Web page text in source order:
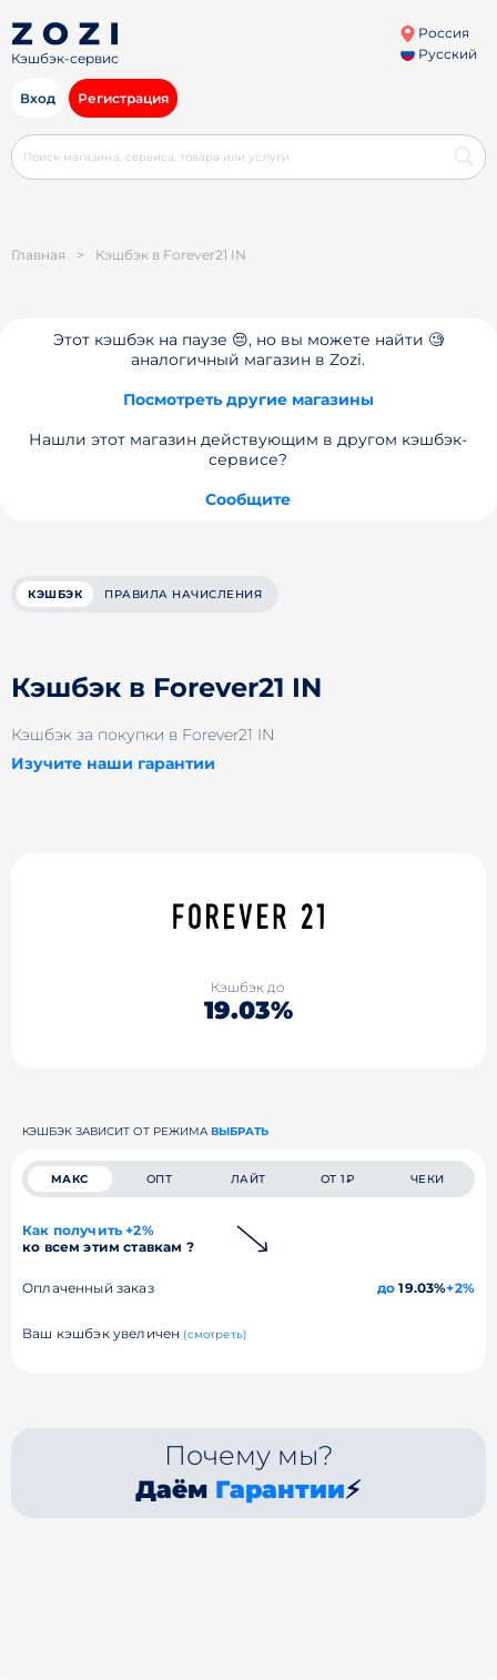
Кэшбэк-сервис
Россия
Русский
Вход Регистрация
Главная > Кэшбэк в Forever21 IN
Этот кэшбэк на паузе 😔, но вы можете найти 🧐
аналогичный магазин в Zozi.
Посмотреть другие магазины
Нашли этот магазин действующим в другом кэшбэк-
сервисе?
Сообщите
КЭШБЭК ПРАВИЛА НАЧИСЛЕНИЯ
Кэшбэк в Forever21 IN
Кэшбэк за покупки в Forever21 IN
Изучите наши гарантии
Кэшбэк до
19.03%
КЭШБЭК ЗАВИСИТ ОТ РЕЖИМА ВЫБРАТЬ
МАКС ОПТ ЛАЙТ ОТ 1₽ ЧЕКИ
Как получить +2%
ко всем этим ставкам ?
Оплаченный заказ до 19.03%+2%
Ваш кэшбэк увеличен (смотреть)
Почему мы?
Даём Гарантии⚡